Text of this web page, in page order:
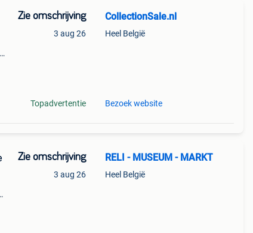
Zie omschrijving
3 aug 26
Topadvertentie
CollectionSale.nl
Heel België
Bezoek website
Zie omschrijving
3 aug 26
RELI - MUSEUM - MARKT
Heel België